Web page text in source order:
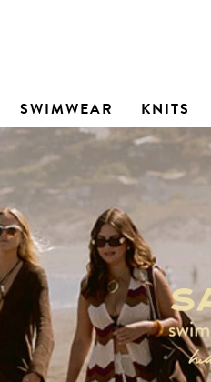
SWIMWEAR KNITS